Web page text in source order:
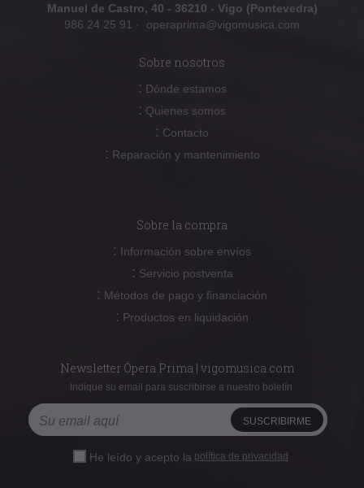
Manuel de Castro, 40 - 36210 - Vigo (Pontevedra)
986 24 25 91 · operaprima@vigomusica.com
Sobre nosotros
: Dónde estamos
: Quienes somos
: Contacto
: Reparación y mantenimiento
Sobre la compra
: Información sobre envíos
: Servicio postventa
: Métodos de pago y financiación
: Productos en liquidación
Newsletter Ópera Prima | vigomusica.com
Indique su email para suscribirse a nuestro boletín
He leído y acepto la política de privacidad